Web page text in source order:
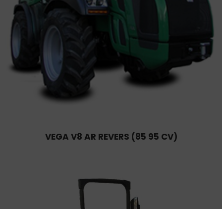
VEGA V8 AR REVERS (85 95 CV)